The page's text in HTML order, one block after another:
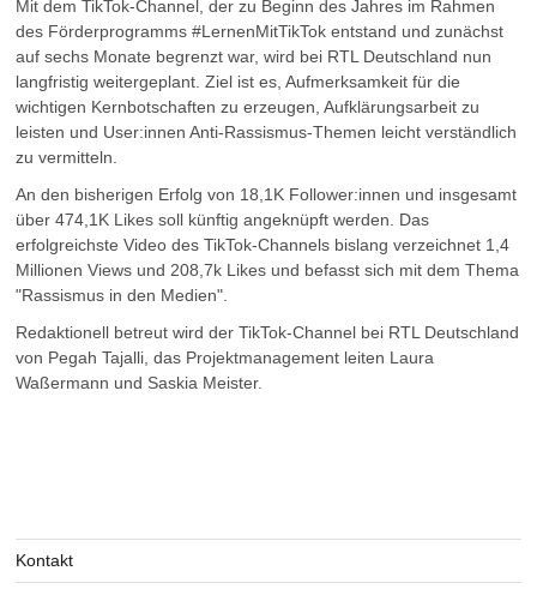
Mit dem TikTok-Channel, der zu Beginn des Jahres im Rahmen
des Förderprogramms #LernenMitTikTok entstand und zunächst
auf sechs Monate begrenzt war, wird bei RTL Deutschland nun
langfristig weitergeplant. Ziel ist es, Aufmerksamkeit für die
wichtigen Kernbotschaften zu erzeugen, Aufklärungsarbeit zu
leisten und User:innen Anti-Rassismus-Themen leicht verständlich
zu vermitteln.
An den bisherigen Erfolg von 18,1K Follower:innen und insgesamt
über 474,1K Likes soll künftig angeknüpft werden. Das
erfolgreichste Video des TikTok-Channels bislang verzeichnet 1,4
Millionen Views und 208,7k Likes und befasst sich mit dem Thema
"Rassismus in den Medien".
Redaktionell betreut wird der TikTok-Channel bei RTL Deutschland
von Pegah Tajalli, das Projektmanagement leiten Laura
Waßermann und Saskia Meister.
Kontakt